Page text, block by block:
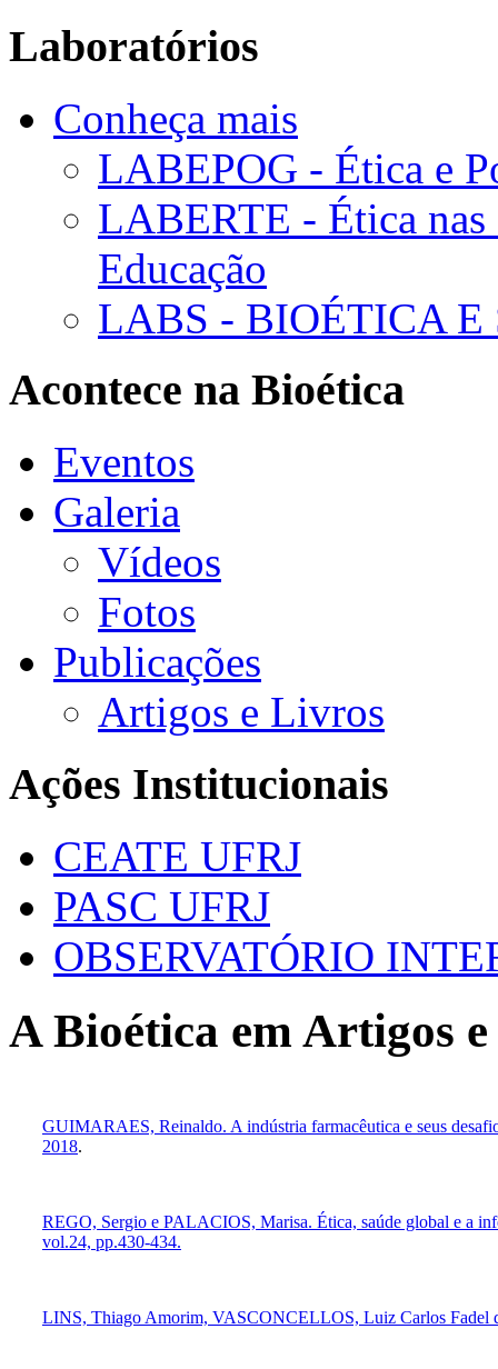
Laboratórios
Conheça mais
LABEPOG - Ética e
LABERTE - Ética nas
Educação
LABS - BIOÉTICA E
Acontece na Bioética
Eventos
Galeria
Vídeos
Fotos
Publicações
Artigos e Livros
Ações Institucionais
CEATE UFRJ
PASC UFRJ
OBSERVATÓRIO
A Bioética em Artigos
GUIMARAES, Reinaldo. A indústria farmacêutica e seus
2018.
REGO, Sergio e PALACIOS, Marisa. Ética, saúde global e a
vol.24, pp.430-434.
LINS, Thiago Amorim, VASCONCELLOS, Luiz Carlos Fadel